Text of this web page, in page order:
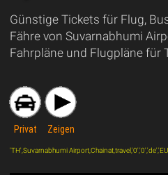
Günstige Tickets für Flug,
Fähre von Suvarnabhumi
Fahrpläne und Flugpläne für
Privat Zeigen
'TH',Suvarnabhumi